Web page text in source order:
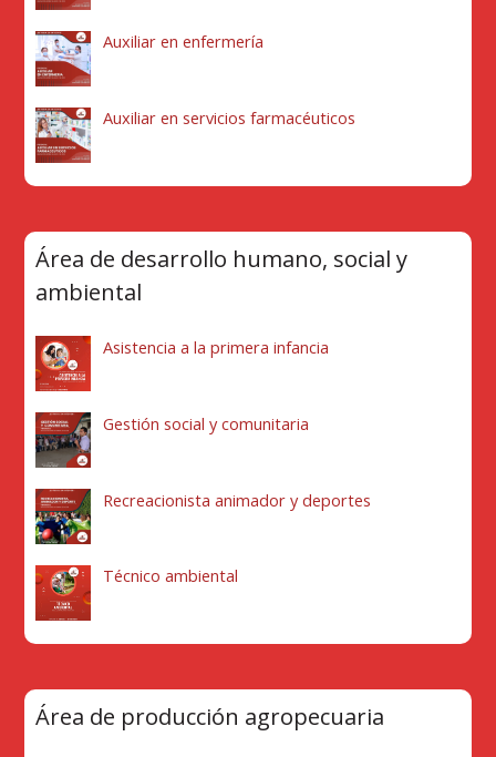
Auxiliar en enfermería
Auxiliar en servicios farmacéuticos
Área de desarrollo humano, social y
ambiental
Asistencia a la primera infancia
Gestión social y comunitaria
Recreacionista animador y deportes
Técnico ambiental
Área de producción agropecuaria